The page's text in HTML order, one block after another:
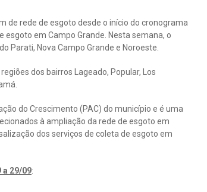
de rede de esgoto desde o início do cronograma
esgoto em Campo Grande. Nesta semana, o
Parati, Nova Campo Grande e Noroeste.
dos bairros Lageado, Popular, Los
do Crescimento (PAC) do município e é uma
à ampliação da rede de esgoto em
dos serviços de coleta de esgoto em
a 29/09: